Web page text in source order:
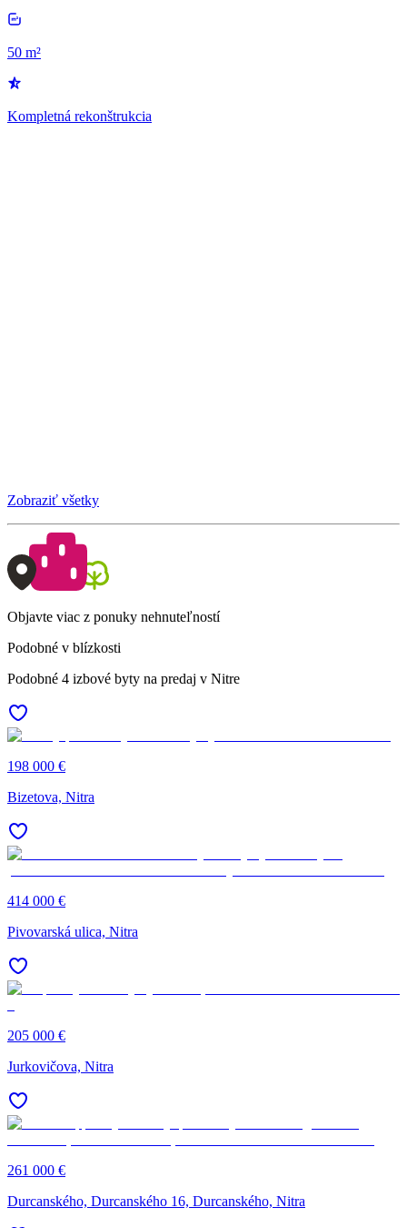
50 m²
Kompletná rekonštrukcia
Zobraziť všetky
Objavte viac z ponuky nehnuteľností
Podobné v blízkosti
Podobné 4 izbové byty na predaj v Nitre
198 000 €
Bizetova, Nitra
414 000 €
Pivovarská ulica, Nitra
205 000 €
Jurkovičova, Nitra
261 000 €
Durcanského, Durcanského 16, Durcanského, Nitra